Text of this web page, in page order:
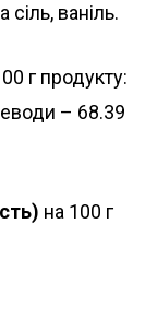
ваніль.
г продукту:
– 68.39
на 100 г